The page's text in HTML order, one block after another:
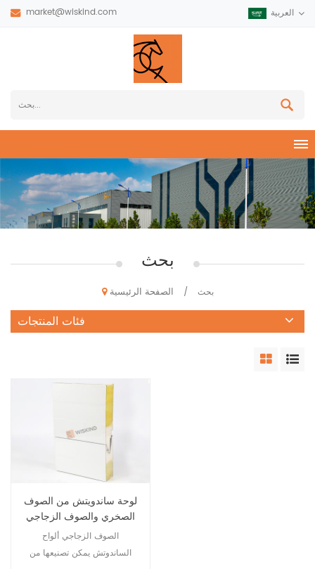
market@wiskind.com العربية
بحث
الصفحة الرئيسية / بحث
فئات المنتجات
لوحة ساندويتش من الصوف
الصخري والصوف الزجاجي
ذات الجودة العالية
الصوف الزجاجي ألواح
الساندوتش يمكن تصنيعها من